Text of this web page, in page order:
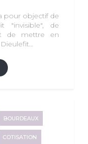
pour objectif de
"invisible", de
de mettre en
BOURDEAUX
COTISATION